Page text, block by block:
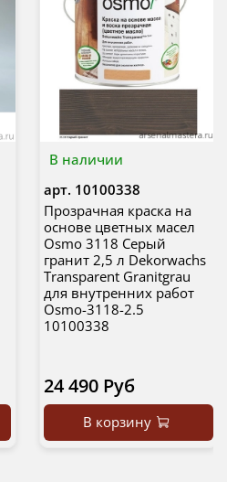
В наличии
арт. 10100338
Прозрачная краска на
основе цветных масел
Osmo 3118 Серый
гранит 2,5 л Dekorwachs
Transparent Granitgrau
для внутренних работ
Osmo-3118-2.5
10100338
24 490 Руб
В корзину